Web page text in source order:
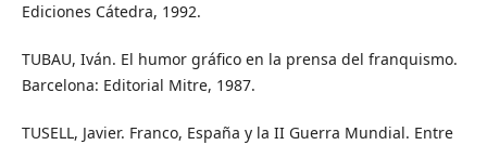
Ediciones Cátedra, 1992.
TUBAU, Iván. El humor gráfico en la prensa del franquismo.
Barcelona: Editorial Mitre, 1987.
TUSELL, Javier. Franco, España y la II Guerra Mundial. Entre